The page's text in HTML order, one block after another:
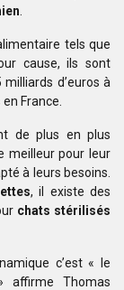
tels que
cause, ils sont
d’euros à
France.
de plus en plus
meilleur pour leur
à leurs besoins.
, il existe des
chats stérilisés
c’est « le
affirme Thomas